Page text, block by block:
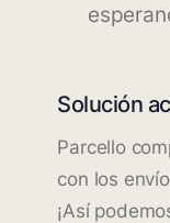
Solución
Parcello
con los
¡Así